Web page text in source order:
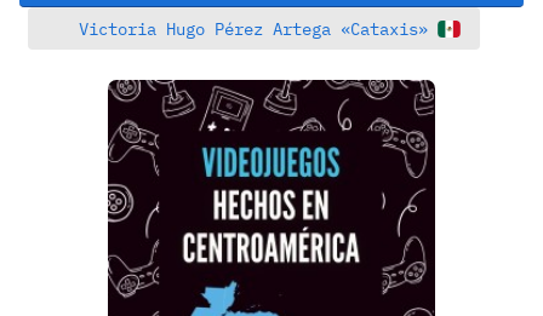
Victoria Hugo Pérez Artega «Cataxis»